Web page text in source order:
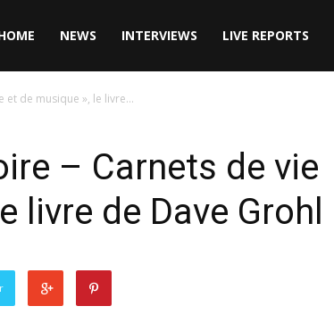
NEWS INTERVIEWS LIVE REPORTS
et de musique », le livre...
– Carnets de vie
livre de Dave Grohl